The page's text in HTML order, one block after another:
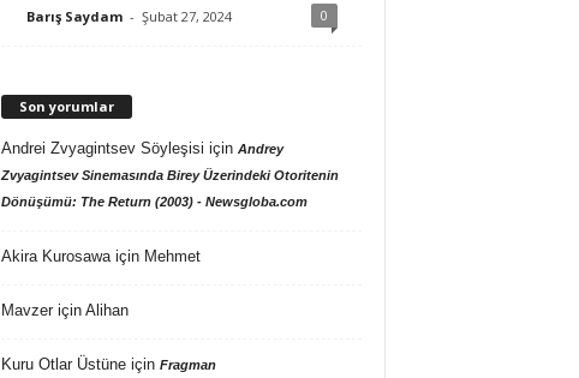
Barış Saydam - Şubat 27, 2024 0
Son yorumlar
Andrei Zvyagintsev Söyleşisi için Andrey
Zvyagintsev Sinemasında Birey Üzerindeki Otoritenin
Dönüşümü: The Return (2003) - Newsgloba.com
Akira Kurosawaiçin Mehmet
Mavzeriçin Alihan
Kuru Otlar Üstüneiçin Fragman